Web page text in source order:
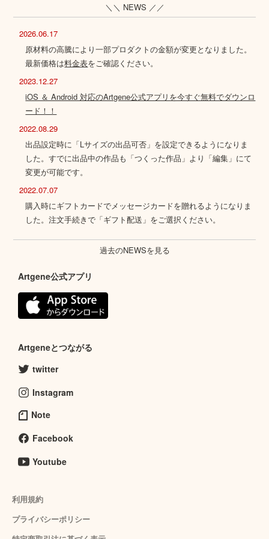
＼＼ NEWS ／／
2026.06.17
原材料の高騰により一部プロダクトの金額が変更となりました。
最新価格は料金表をご確認ください。
2023.12.27
iOS ＆ Android 対応のArtgene公式アプリを今すぐ無料でダウンロ
ード！！
2022.08.29
出品設定時に「Lサイズの出品可否」を設定できるようになりま
した。すでに出品中の作品も「つくった作品」より「編集」にて
変更が可能です。
2022.07.07
購入時にギフトカードでメッセージカードを贈れるようになりま
した。注文手続きで「ギフト配送」をご選択ください。
過去のNEWSを見る
Artgene公式アプリ
Artgeneとつながる
twitter
Instagram
Note
Facebook
Youtube
利用規約
プライバシーポリシー